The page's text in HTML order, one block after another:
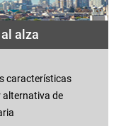
alza
características
alternativa de